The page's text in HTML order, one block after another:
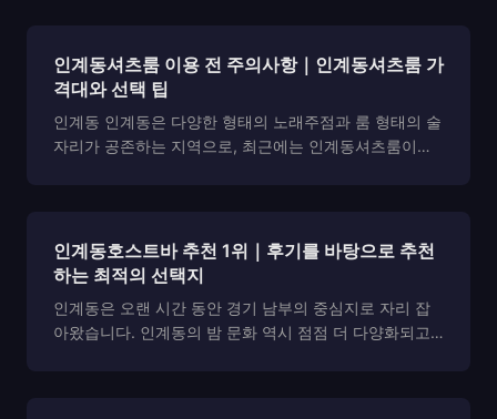
인계동셔츠룸 이용 전 주의사항｜인계동셔츠룸 가
격대와 선택 팁
인계동 인계동은 다양한 형태의 노래주점과 룸 형태의 술
자리가 공존하는 지역으로, 최근에는 인계동셔츠룸이라
니다....
인계동호스트바 추천 1위｜후기를 바탕으로 추천
하는 최적의 선택지
인계동은 오랜 시간 동안 경기 남부의 중심지로 자리 잡
아왔습니다. 인계동의 밤 문화 역시 점점 더 다양화되고